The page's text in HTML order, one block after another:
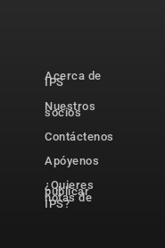
Acerca de
IPS
Nuestros
socios
Contáctenos
Apóyenos
¿Quieres
publicar
notas de
IPS?